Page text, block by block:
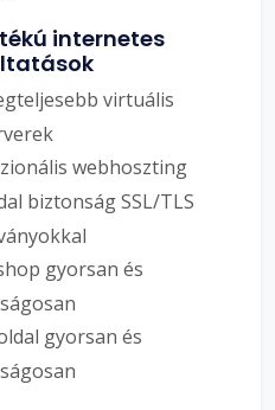
internetes
virtuális
webhoszting
biztonság SSL/TLS
gyorsan és
gyorsan és